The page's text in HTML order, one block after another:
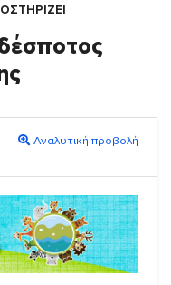
Αναλυτική προβολή